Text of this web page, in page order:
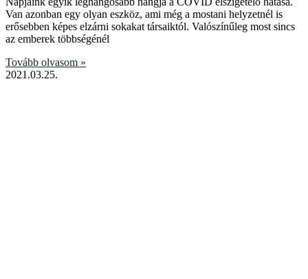
Van azonban egy olyan eszköz, ami még a mostani helyzetnél is
erősebben képes elzárni sokakat társaiktól. Valószínűleg most sincs
az emberek többségénél
Tovább olvasom »
2021.03.25.